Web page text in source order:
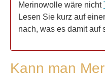
Merinowolle wäre nicht
Lesen Sie kurz auf
nach, was es damit auf
Kann man